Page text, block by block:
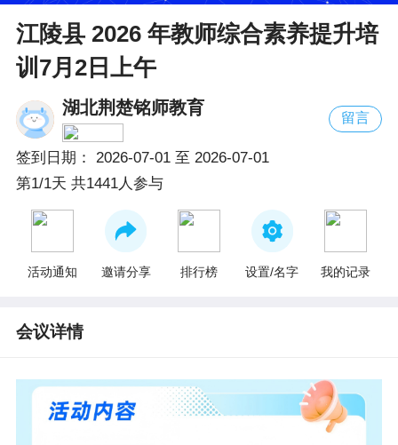
江陵县 2026 年教师综合素养提升培
训7月2日上午
湖北荆楚铭师教育
留言
签到日期： 2026-07-01至 2026-07-01
第1/1天 共1441人参与
活动通知 邀请分享 排行榜 设置/名字 我的记录
会议详情